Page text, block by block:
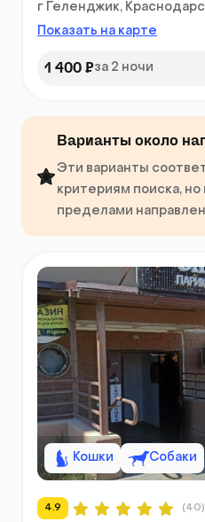
г Геленджик,
Показать на карте
1 400 ₽за 2 ночи
Варианты около
Эти варианты
критериям поиска, но
пределами
Кошки Собаки
4.9 (40)